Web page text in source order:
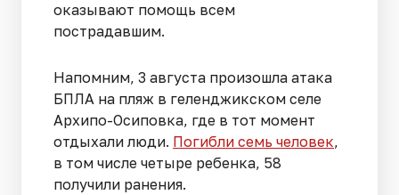
оказывают помощь всем
пострадавшим.
Напомним, 3 августа произошла атака
БПЛА на пляж в геленджикском селе
Архипо-Осиповка, где в тот момент
отдыхали люди. Погибли семь человек,
в том числе четыре ребенка, 58
получили ранения.